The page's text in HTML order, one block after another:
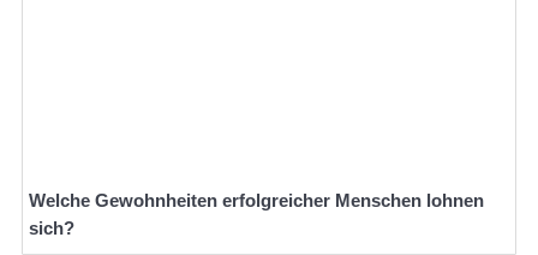
Welche Gewohnheiten erfolgreicher Menschen lohnen
sich?